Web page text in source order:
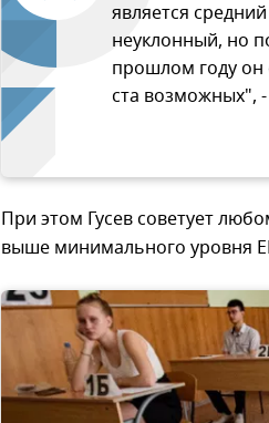
является
неуклонный, но
прошлом году он
ста возможных",
При этом Гусев советует
выше минимального уровня